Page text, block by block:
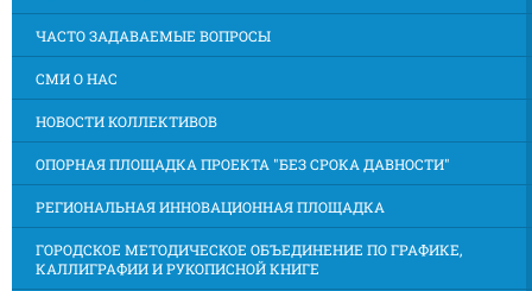
ЧАСТО ЗАДАВАЕМЫЕ ВОПРОСЫ
СМИ О НАС
НОВОСТИ КОЛЛЕКТИВОВ
ОПОРНАЯ ПЛОЩАДКА ПРОЕКТА "БЕЗ СРОКА ДАВНОСТИ"
РЕГИОНАЛЬНАЯ ИННОВАЦИОННАЯ ПЛОЩАДКА
ГОРОДСКОЕ МЕТОДИЧЕСКОЕ ОБЪЕДИНЕНИЕ ПО ГРАФИКЕ,
КАЛЛИГРАФИИ И РУКОПИСНОЙ КНИГЕ